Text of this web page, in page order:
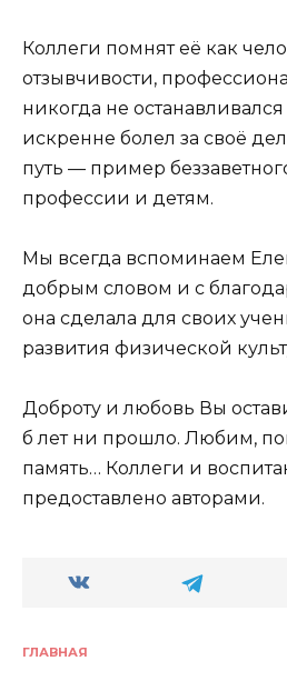
Коллеги помнят её как
отзывчивости,
никогда не
искренне болел за своё
путь — пример
профессии и детям.
Мы всегда вспоминаем
добрым словом и с
она сделала для своих
развития физической
Доброту и любовь Вы
б лет ни прошло. Любим,
память… Коллеги и
предоставлено авторами.
ГЛАВНАЯ